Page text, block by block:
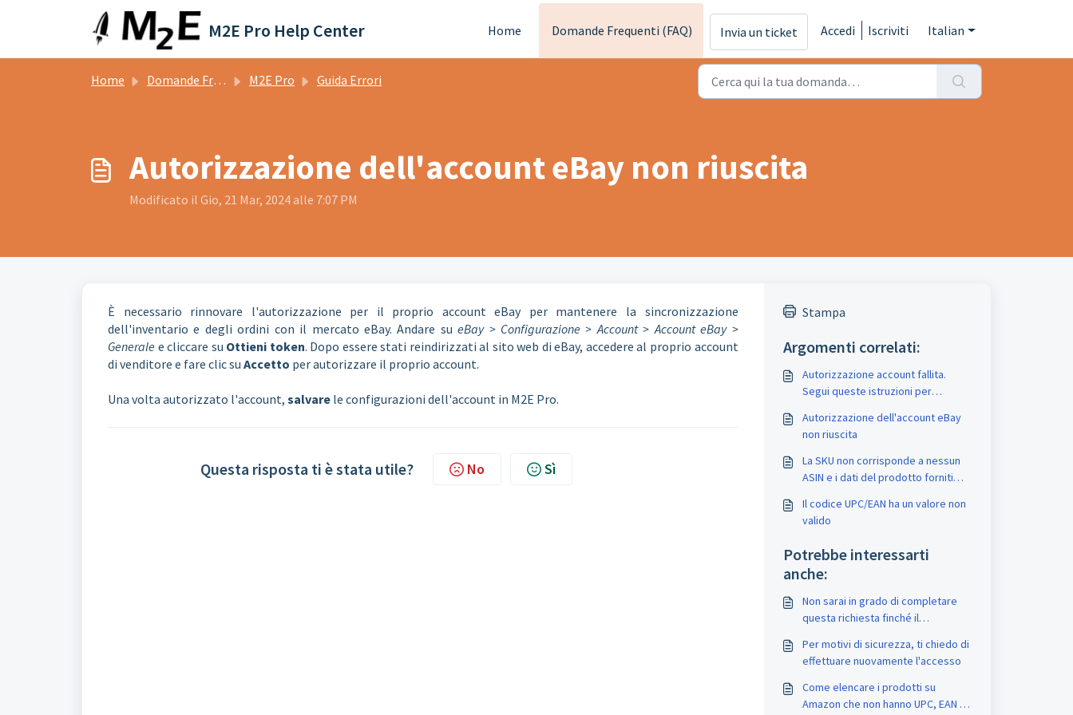
Salta al contenuto principale
M2E Pro Help Center Home Domande Frequenti (FAQ) Invia un ticket Accedi Iscriviti Italian
Home Domande Frequenti (FAQ) M2E Pro Guida Errori
Autorizzazione dell'account eBay non riuscita
Modificato il Gio, 21 Mar, 2024 alle 7:07 PM
È necessario rinnovare l'autorizzazione per il proprio account eBay per mantenere la sincronizzazione
dell'inventario e degli ordini con il mercato eBay. Andare sueBay > Configurazione > Account > Account eBay >
Generale e cliccare su Ottieni token. Dopo essere stati reindirizzati al sito web di eBay, accedere al proprio account
di venditore e fare clic su Accetto per autorizzare il proprio account.
Una volta autorizzato l'account, salvare le configurazioni dell'account in M2E Pro.
Questa risposta ti è stata utile? No Sì
Stampa
Argomenti correlati:
Autorizzazione account fallita.
Segui queste istruzioni per
Autorizzazione dell'account eBay
non riuscita
La SKU non corrisponde a nessun
ASIN e i dati del prodotto forniti
un ASIN
Il codice UPC/EAN ha un valore non
valido
Potrebbe interessarti
anche:
Non sarai in grado di completare
questa richiesta finché il
una carta di credito non sarà
inserita per il pagamento mensile
automatico
Per motivi di sicurezza, ti chiedo di
effettuare nuovamente l'accesso
Come elencare i prodotti su
Amazon che non hanno UPC, EAN o